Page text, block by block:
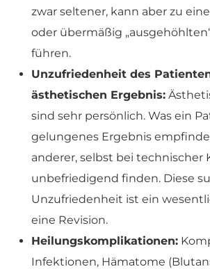
zwar seltener, kann aber zu
oder übermäßig
führen.
Unzufriedenheit des
ästhetischen Ergebnis:
sind sehr persönlich. Was ein
gelungenes Ergebnis
anderer, selbst bei technischer
unbefriedigend finden. Diese
Unzufriedenheit ist ein
eine Revision.
Heilungskomplikationen:
Infektionen, Hämatome